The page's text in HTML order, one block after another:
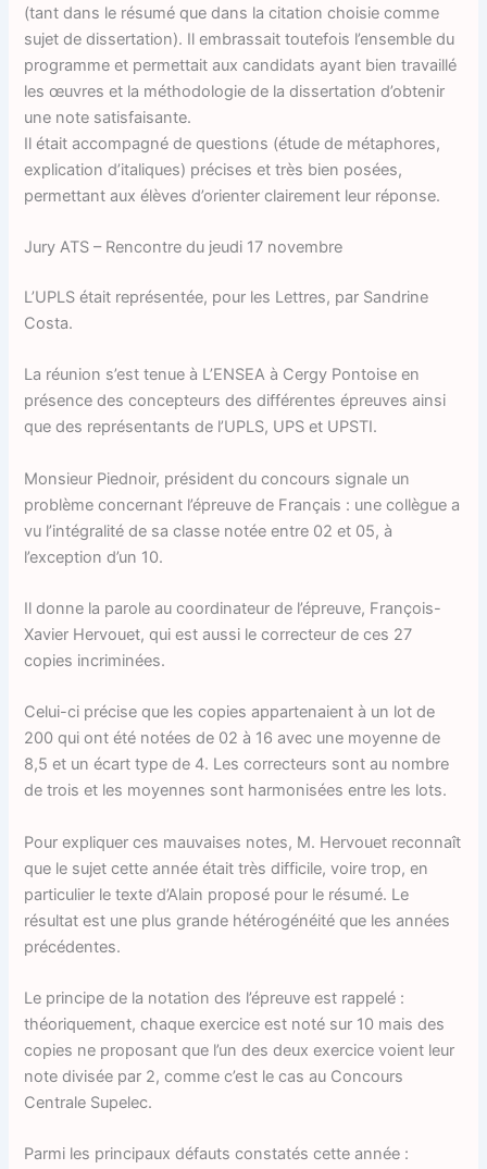
(tant dans le résumé que dans la citation choisie comme
sujet de dissertation). Il embrassait toutefois l’ensemble du
programme et permettait aux candidats ayant bien travaillé
les œuvres et la méthodologie de la dissertation d’obtenir
une note satisfaisante.
Il était accompagné de questions (étude de métaphores,
explication d’italiques) précises et très bien posées,
permettant aux élèves d’orienter clairement leur réponse.
Jury ATS – Rencontre du jeudi 17 novembre
L’UPLS était représentée, pour les Lettres, par Sandrine
Costa.
La réunion s’est tenue à L’ENSEA à Cergy Pontoise en
présence des concepteurs des différentes épreuves ainsi
que des représentants de l’UPLS, UPS et UPSTI.
Monsieur Piednoir, président du concours signale un
problème concernant l’épreuve de Français : une collègue a
vu l’intégralité de sa classe notée entre 02 et 05, à
l’exception d’un 10.
Il donne la parole au coordinateur de l’épreuve, François-
Xavier Hervouet, qui est aussi le correcteur de ces 27
copies incriminées.
Celui-ci précise que les copies appartenaient à un lot de
200 qui ont été notées de 02 à 16 avec une moyenne de
8,5 et un écart type de 4. Les correcteurs sont au nombre
de trois et les moyennes sont harmonisées entre les lots.
Pour expliquer ces mauvaises notes, M. Hervouet reconnaît
que le sujet cette année était très difficile, voire trop, en
particulier le texte d’Alain proposé pour le résumé. Le
résultat est une plus grande hétérogénéité que les années
précédentes.
Le principe de la notation des l’épreuve est rappelé :
théoriquement, chaque exercice est noté sur 10 mais des
copies ne proposant que l’un des deux exercice voient leur
note divisée par 2, comme c’est le cas au Concours
Centrale Supelec.
Parmi les principaux défauts constatés cette année :